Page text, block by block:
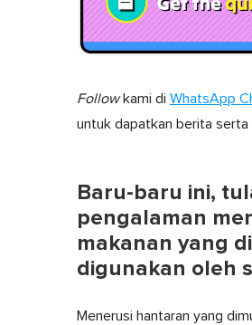
Followkami di WhatsApp
untuk dapatkan berita
Baru-baru ini,
pengalaman
makanan yang
digunakan oleh
Menerusi hantaran yang